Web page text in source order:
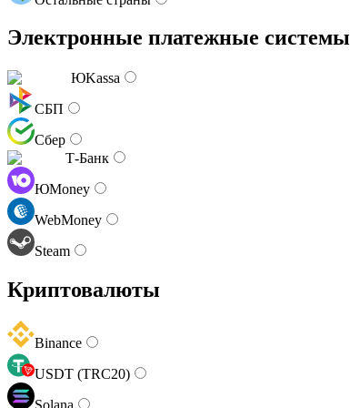
Электронные платежные системы
ЮKassa
СБП
Сбер
Т-Банк
ЮMoney
WebMoney
Steam
Криптовалюты
Binance
USDT (TRC20)